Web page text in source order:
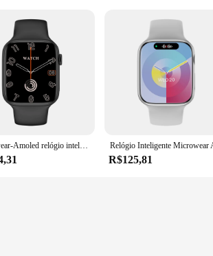
Microwear-Amoled relógio inteligente para homens e mulheres, chamada Bluetooth, GPS Tracker, NFC Game, W99 Plus, 1GB, 45mm, 2.0 ''Compass
R$125,81